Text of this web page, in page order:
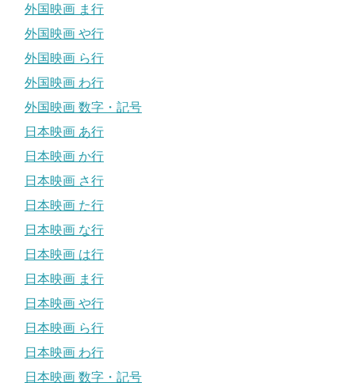
外国映画 ま行
外国映画 や行
外国映画 ら行
外国映画 わ行
外国映画 数字・記号
日本映画 あ行
日本映画 か行
日本映画 さ行
日本映画 た行
日本映画 な行
日本映画 は行
日本映画 ま行
日本映画 や行
日本映画 ら行
日本映画 わ行
日本映画 数字・記号